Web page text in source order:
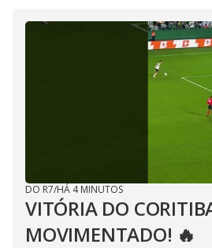
DO R7/HÁ 4 MINUTOS
VITÓRIA DO
MOVIMENTADO! 🔥